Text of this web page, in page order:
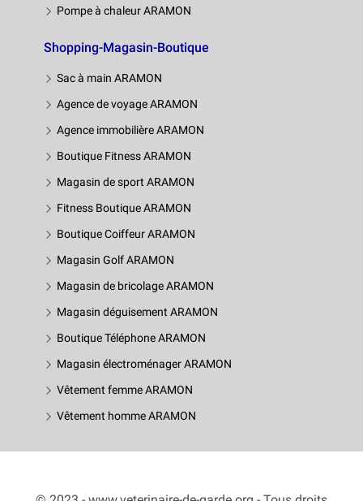
Pompe à chaleur ARAMON
Shopping-Magasin-Boutique
Sac à main ARAMON
Agence de voyage ARAMON
Agence immobilière ARAMON
Boutique Fitness ARAMON
Magasin de sport ARAMON
Fitness Boutique ARAMON
Boutique Coiffeur ARAMON
Magasin Golf ARAMON
Magasin de bricolage ARAMON
Magasin déguisement ARAMON
Boutique Téléphone ARAMON
Magasin électroménager ARAMON
Vêtement femme ARAMON
Vêtement homme ARAMON